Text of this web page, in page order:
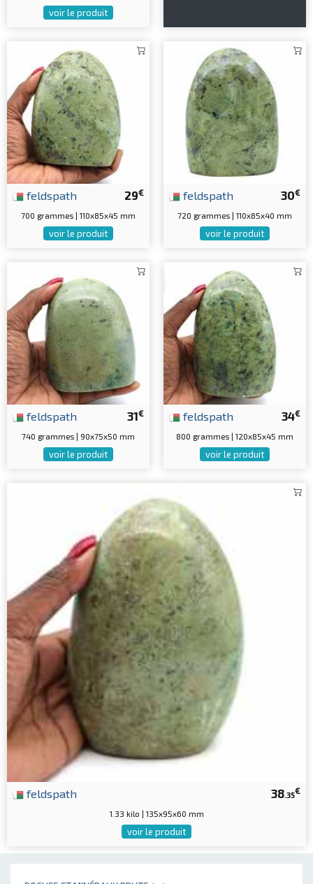
voir le produit
29€
feldspath
700 grammes | 110x85x45 mm
voir le produit
30€
feldspath
720 grammes | 110x85x40 mm
voir le produit
31€
feldspath
740 grammes | 90x75x50 mm
voir le produit
34€
feldspath
800 grammes | 120x85x45 mm
voir le produit
38.35€
feldspath
1.33 kilo | 135x95x60 mm
voir le produit